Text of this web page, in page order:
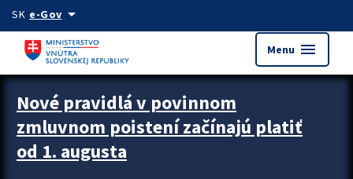
Preskocit na hlavný obsah
SK e-Govarrow_drop_down
Menu menu
Zastavit automatický posun upútavok
Nové pravidlá v povinnom
zmluvnom poistení začínajú platiť
od 1. augusta